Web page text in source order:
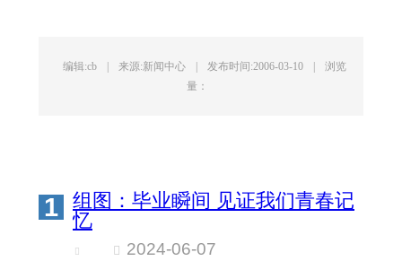
编辑:cb | 来源:新闻中心 | 发布时间:2006-03-10 |
浏览
量：
1
组图：毕业瞬间 见证我们青春记
忆
2024-06-07